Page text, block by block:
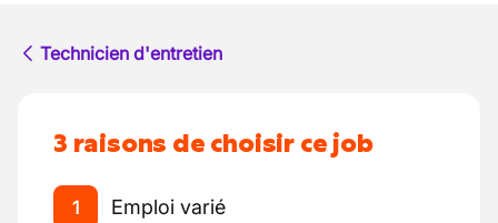
Technicien d'entretien
3 raisons de choisir ce job
1 Emploi varié